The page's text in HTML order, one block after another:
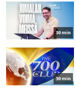
30 min
30 min